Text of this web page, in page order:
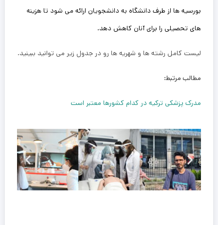
بورسیه‌ ها از طرف دانشگاه به دانشجویان ارائه می‌ شود تا هزینه‌
های تحصیلی را برای آنان کاهش دهد.
لیست کامل رشته ها و شهریه ها رو در جدول زیر می توانید ببینید.
مطالب مرتبط:
مدرک پزشکی ترکیه در کدام کشورها معتبر است